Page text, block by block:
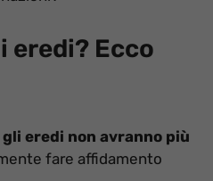
eredi? Ecco
gli eredi non avranno più
fare affidamento